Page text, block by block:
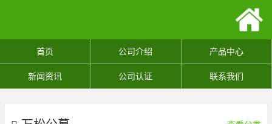
首页 公司介绍 产品中心
新闻资讯 公司认证 联系我们